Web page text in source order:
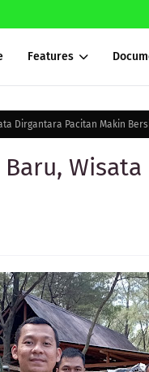
Features
Dirgantara Pacitan Makin